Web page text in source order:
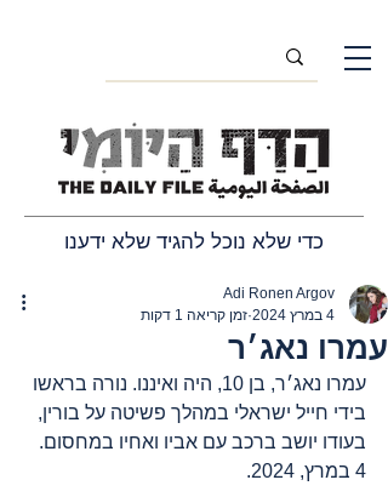
כדי שלא נוכל להגיד שלא ידענו
עמרו נאג׳ר
Adi Ronen Argov
4 במרץ 2024
זמן קריאה 1 דקות
עמרו נאג׳ר, בן 10, היה ואיננו. נורה בראשו
בידי חייל ישראלי במהלך פשיטה על בורין,
בעודו יושב ברכב עם אביו ואחיו במחסום.
4 במרץ, 2024.